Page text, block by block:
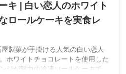
キ | 白い恋人のホワイト
ロールケーキを実食レ
製菓が手掛ける人気の白い恋人
ホワイトチョコレートを使用した
ジが魅力の冷凍ロールケーキで